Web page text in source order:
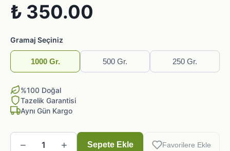
₺ 350.00
Gramaj Seçiniz
1000 Gr. 500 Gr. 250 Gr.
%100 Doğal
Tazelik Garantisi
Aynı Gün Kargo
− 1 + Sepete Ekle Favorilere Ekle